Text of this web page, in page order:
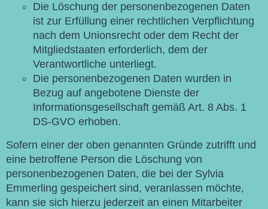
Die Löschung der personenbezogenen Daten
ist zur Erfüllung einer rechtlichen Verpflichtung
nach dem Unionsrecht oder dem Recht der
Mitgliedstaaten erforderlich, dem der
Verantwortliche unterliegt.
Die personenbezogenen Daten wurden in
Bezug auf angebotene Dienste der
Informationsgesellschaft gemäß Art. 8 Abs. 1
DS-GVO erhoben.
Sofern einer der oben genannten Gründe zutrifft und
eine betroffene Person die Löschung von
personenbezogenen Daten, die bei der Sylvia
Emmerling gespeichert sind, veranlassen möchte,
kann sie sich hierzu jederzeit an einen Mitarbeiter